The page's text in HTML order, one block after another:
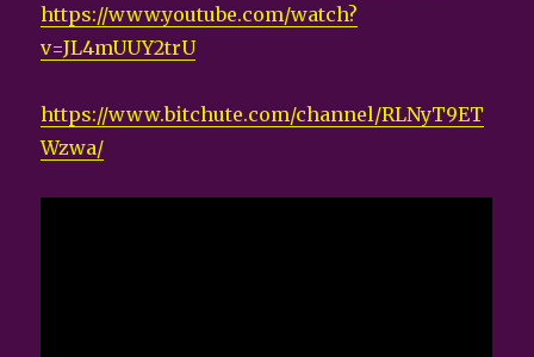
https://www.youtube.com/watch?
v=JL4mUUY2trU
https://www.bitchute.com/channel/RLNyT9ET
Wzwa/